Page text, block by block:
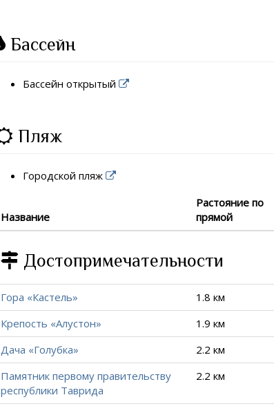
Бассейн
Бассейн открытый
Пляж
Городской пляж
Название
Растояние по
прямой
Достопримечательности
Гора «Кастель» 1.8 км
Крепость «Алустон»
1.9 км
Дача «Голубка»
2.2 км
Памятник первому правительству
республики Таврида
2.2 км